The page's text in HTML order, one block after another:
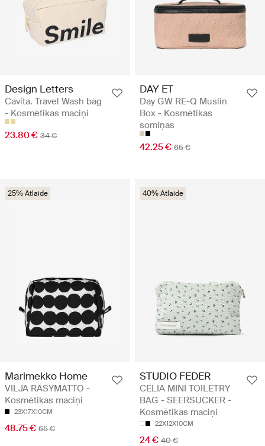
Design Letters
Cavita. Travel Wash bag
- Kosmētikas maciņi
23.80 € 34 €
DAY ET
Day GW RE-Q Muslin
Box - Kosmētikas
somiņas
42.25 € 65 €
25% Atlaide
Marimekko Home
VILJA RÄSYMATTO -
Kosmētikas maciņi
23X17X10CM
48.75 € 65 €
40% Atlaide
STUDIO FEDER
CELIA MINI TOILETRY
BAG - SEERSUCKER -
Kosmētikas maciņi
22X12X10CM
24 € 40 €